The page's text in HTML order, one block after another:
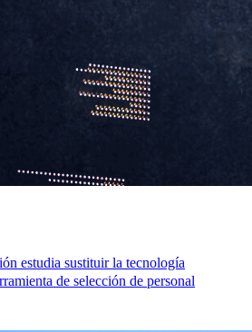
estudia sustituir la tecnología
de selección de personal